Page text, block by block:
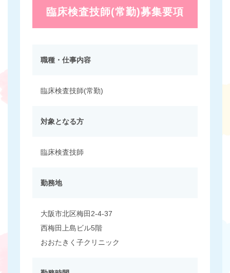
臨床検査技師(常勤)募集要項
職種・仕事内容
臨床検査技師(常勤)
対象となる方
臨床検査技師
勤務地
大阪市北区梅田2-4-37
西梅田上島ビル5階
おおたきく子クリニック